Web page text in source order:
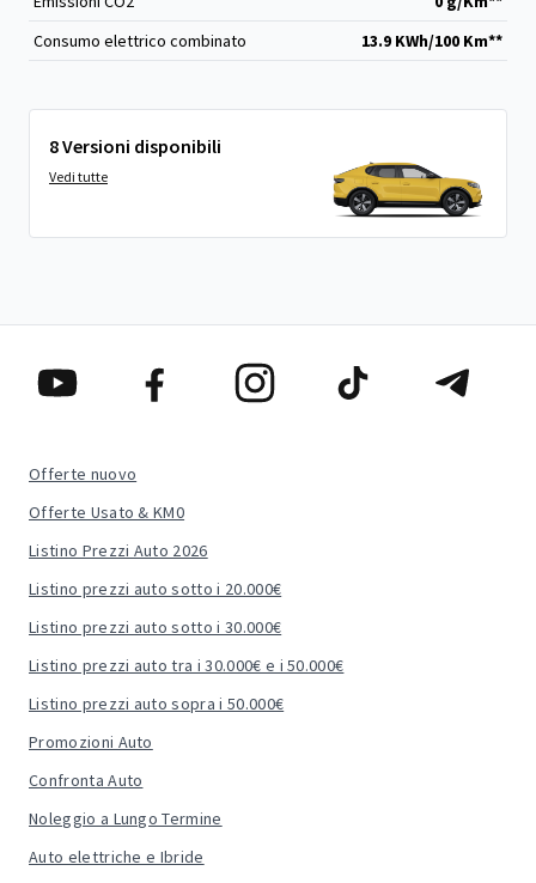
Consumo elettrico combinato
13.9 KWh/100 Km**
8 Versioni disponibili
Vedi tutte
Offerte nuovo
Offerte Usato & KM0
Listino Prezzi Auto 2026
Listino prezzi auto sotto i 20.000€
Listino prezzi auto sotto i 30.000€
Listino prezzi auto tra i 30.000€ e i 50.000€
Listino prezzi auto sopra i 50.000€
Promozioni Auto
Confronta Auto
Noleggio a Lungo Termine
Auto elettriche e Ibride